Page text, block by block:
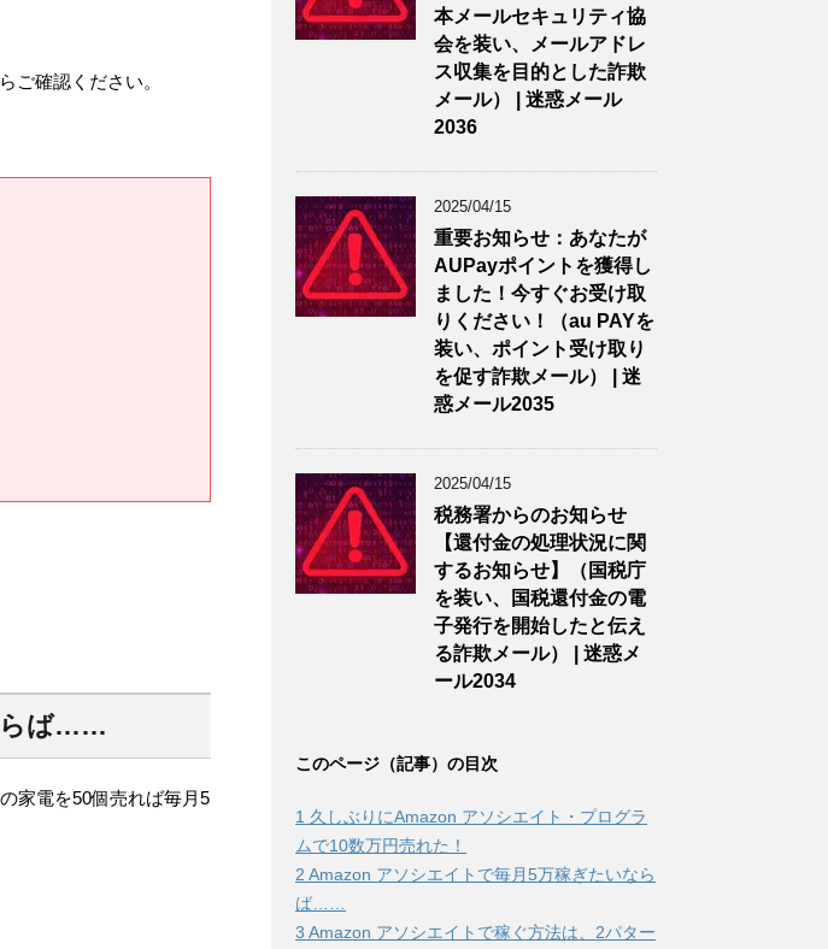
ご確認ください。
らば……
家電を50個売れば毎月5
本メールセキュリティ協
会を装い、メールアドレ
ス収集を目的とした詐欺
メール） | 迷惑メール
2036
2025/04/15
重要お知らせ：あなたが
AUPayポイントを獲得し
ました！今すぐお受け取
りください！（au PAYを
装い、ポイント受け取り
を促す詐欺メール） | 迷
惑メール2035
2025/04/15
税務署からのお知らせ
【還付金の処理状況に関
するお知らせ】（国税庁
を装い、国税還付金の電
子発行を開始したと伝え
る詐欺メール） | 迷惑メ
ール2034
このページ（記事）の目次
1 久しぶりにAmazon アソシエイト・プログラ
ムで10数万円売れた！
2 Amazon アソシエイトで毎月5万稼ぎたいなら
ば……
3 Amazon アソシエイトで稼ぐ方法は、2パター